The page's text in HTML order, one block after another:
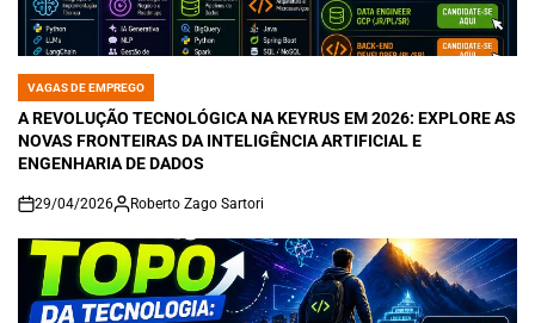
POSTED
IN
VAGAS DE EMPREGO
A REVOLUÇÃO TECNOLÓGICA NA KEYRUS EM 2026: EXPLORE AS
NOVAS FRONTEIRAS DA INTELIGÊNCIA ARTIFICIAL E
ENGENHARIA DE DADOS
on
29/04/2026 Roberto Zago Sartori